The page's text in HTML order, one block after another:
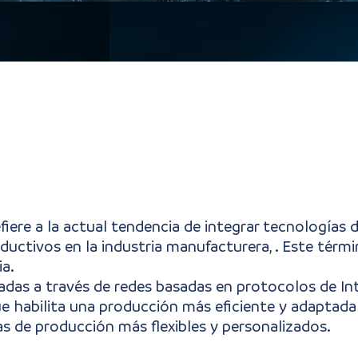
en los procesos productivos,
a la actual tendencia de integrar tecnologías
en la industria manufacturera, . Este
a través de redes basadas en protocolos de
habilita una producción más eficiente y adaptada
de producción más flexibles y personalizados.